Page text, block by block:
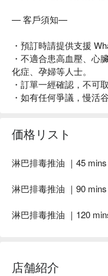
— 客戶須知—
・預訂時請提供支援
・不適合患高血壓、心
化症、孕婦等人士。
・訂單一經確認，不可
・如有任何爭議，慢活
価格リスト
淋巴排毒推油 ｜45 mins
淋巴排毒推油 ｜90 mins
淋巴排毒推油 ｜120
店舗紹介